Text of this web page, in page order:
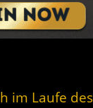
im Laufe